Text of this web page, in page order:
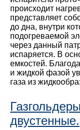
происходит
представляет
до дна, внутри
подогреваемой
через данный
испаряется. В
емкостей.
и жидкой фазой
газа из
двустенные.